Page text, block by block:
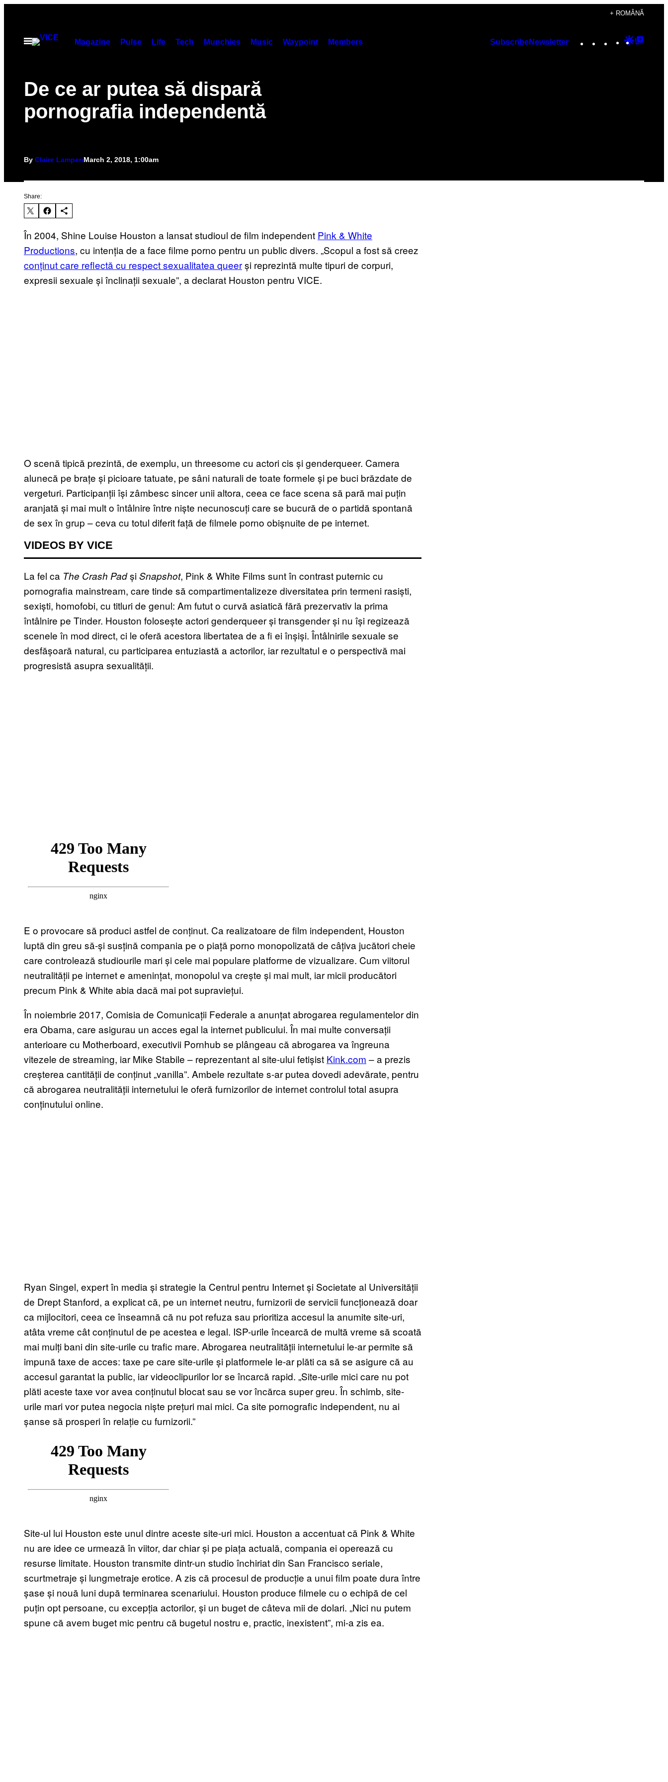
content
+ ROMÂNĂ
Open
Magazine Pulse Life Tech Munchies Music Waypoint Members SubscribeNewsletter Instagram
TikTok
YouTube
Google
De ce ar putea să dispară
pornografia independentă
By Claire LampenMarch 2, 2018, 1:00am
Share:
În 2004, Shine Louise Houston a lansat studioul de film independent Pink & White
Productions, cu intenția de a face filme porno pentru un public divers. „Scopul a fost să creez
conținut care reflectă cu respect sexualitatea queerși reprezintă multe tipuri de corpuri,
expresii sexuale și înclinații sexuale”, a declarat Houston pentru VICE.
O scenă tipică prezintă, de exemplu, un threesome cu actori cis și genderqueer. Camera
alunecă pe brațe și picioare tatuate, pe sâni naturali de toate formele și pe buci brăzdate de
vergeturi. Participanții își zâmbesc sincer unii altora, ceea ce face scena să pară mai puțin
aranjată și mai mult o întâlnire între niște necunoscuți care se bucură de o partidă spontană
de sex în grup – ceva cu totul diferit față de filmele porno obișnuite de pe internet.
VIDEOS BY VICE
La fel ca The Crash PadșiSnapshot, Pink & White Films sunt în contrast puternic cu
pornografia mainstream, care tinde să compartimentalizeze diversitatea prin termeni rasiști,
sexiști, homofobi, cu titluri de genul: Am futut o curvă asiatică fără prezervativ la prima
întâlnire pe Tinder. Houston folosește actori genderqueer și transgender și nu își regizează
scenele în mod direct, ci le oferă acestora libertatea de a fi ei înșiși. Întâlnirile sexuale se
desfășoară natural, cu participarea entuziastă a actorilor, iar rezultatul e o perspectivă mai
progresistă asupra sexualității.
E o provocare să produci astfel de conținut. Ca realizatoare de film independent, Houston
luptă din greu să-și susțină compania pe o piață porno monopolizată de câțiva jucători cheie
care controlează studiourile mari și cele mai populare platforme de vizualizare. Cum viitorul
neutralității pe internet e amenințat, monopolul va crește și mai mult, iar micii producători
precum Pink & White abia dacă mai pot supraviețui.
În noiembrie 2017, Comisia de Comunicații Federale a anunțat abrogarea regulamentelor din
era Obama, care asigurau un acces egal la internet publicului. În mai multe conversații
anterioare cu Motherboard, executivii Pornhub se plângeau că abrogarea va îngreuna
vitezele de streaming, iar Mike Stabile – reprezentant al site-ului fetișist Kink.com – a prezis
creșterea cantității de conținut „vanilla”. Ambele rezultate s-ar putea dovedi adevărate, pentru
că abrogarea neutralității internetului le oferă furnizorilor de internet controlul total asupra
conținutului online.
Ryan Singel, expert în media și strategie la Centrul pentru Internet și Societate al Universității
de Drept Stanford, a explicat că, pe un internet neutru, furnizorii de servicii funcționează doar
ca mijlocitori, ceea ce înseamnă că nu pot refuza sau prioritiza accesul la anumite site-uri,
atâta vreme cât conținutul de pe acestea e legal. ISP-urile încearcă de multă vreme să scoată
mai mulți bani din site-urile cu trafic mare. Abrogarea neutralității internetului le-ar permite să
impună taxe de acces: taxe pe care site-urile și platformele le-ar plăti ca să se asigure că au
accesul garantat la public, iar videoclipurilor lor se încarcă rapid. „Site-urile mici care nu pot
plăti aceste taxe vor avea conținutul blocat sau se vor încărca super greu. În schimb, site-
urile mari vor putea negocia niște prețuri mai mici. Ca site pornografic independent, nu ai
șanse să prosperi în relație cu furnizorii.”
Site-ul lui Houston este unul dintre aceste site-uri mici. Houston a accentuat că Pink & White
nu are idee ce urmează în viitor, dar chiar și pe piața actuală, compania ei operează cu
resurse limitate. Houston transmite dintr-un studio închiriat din San Francisco seriale,
scurtmetraje și lungmetraje erotice. A zis că procesul de producție a unui film poate dura între
șase și nouă luni după terminarea scenariului. Houston produce filmele cu o echipă de cel
puțin opt persoane, cu excepția actorilor, și un buget de câteva mii de dolari. „Nici nu putem
spune că avem buget mic pentru că bugetul nostru e, practic, inexistent”, mi-a zis ea.